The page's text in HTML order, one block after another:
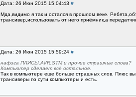
Дата: 26 Июн 2015 15:04:43 #
Мда,видимо я так и остался в прошлом веке.
трансивер,использовать от него приёмник,а
Дата: 26 Июн 2015 15:59:24 #
нафига ПЛИСЫ,AVR,STM и прочие страшные слова?
Компьютер сделает всё остальное.
Так в компьютере еще больше страшных слов. Плюс вы
трансиверы по сути компьютеры и есть.